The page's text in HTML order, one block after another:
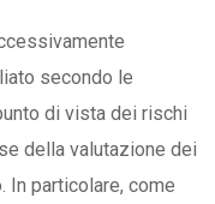
secondo le
di vista dei rischi
della valutazione dei
In particolare, come